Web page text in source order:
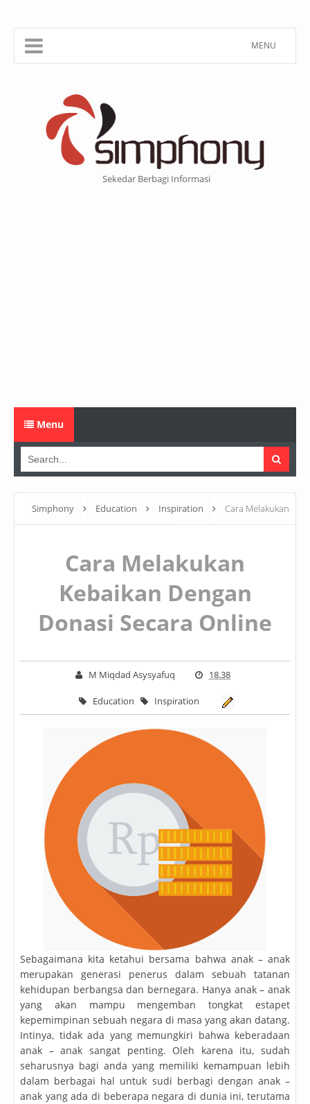
MENU
Sekedar Berbagi Informasi
Menu
Simphony Education Inspiration Cara Melakukan
Cara Melakukan
Kebaikan Dengan
Donasi Secara Online
M Miqdad Asysyafuq 18.38
Education Inspiration
Sebagaimana kita ketahui bersama bahwa anak – anak
merupakan generasi penerus dalam sebuah tatanan
kehidupan berbangsa dan bernegara. Hanya anak – anak
yang akan mampu mengemban tongkat estapet
kepemimpinan sebuah negara di masa yang akan datang.
Intinya, tidak ada yang memungkiri bahwa keberadaan
anak – anak sangat penting. Oleh karena itu, sudah
seharusnya bagi anda yang memiliki kemampuan lebih
dalam berbagai hal untuk sudi berbagi dengan anak –
anak yang ada di beberapa negara di dunia ini, terutama